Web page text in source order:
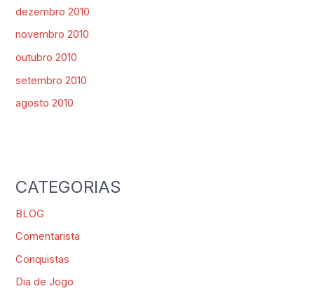
dezembro 2010
novembro 2010
outubro 2010
setembro 2010
agosto 2010
CATEGORIAS
BLOG
Comentarista
Conquistas
Dia de Jogo